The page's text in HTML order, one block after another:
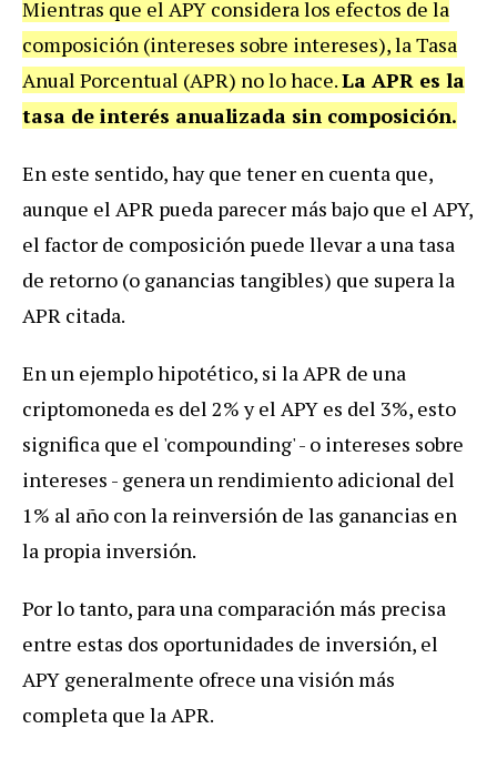
Mientras que el APY considera los efectos de la
composición (intereses sobre intereses), la Tasa
Anual Porcentual (APR) no lo hace.La APR es la
tasa de interés anualizada sin composición.
En este sentido, hay que tener en cuenta que,
aunque el APR pueda parecer más bajo que el APY,
el factor de composición puede llevar a una tasa
de retorno (o ganancias tangibles) que supera la
APR citada.
En un ejemplo hipotético, si la APR de una
criptomoneda es del 2% y el APY es del 3%, esto
significa que el 'compounding' - o intereses sobre
intereses - genera un rendimiento adicional del
1% al año con la reinversión de las ganancias en
la propia inversión.
Por lo tanto, para una comparación más precisa
entre estas dos oportunidades de inversión, el
APY generalmente ofrece una visión más
completa que la APR.